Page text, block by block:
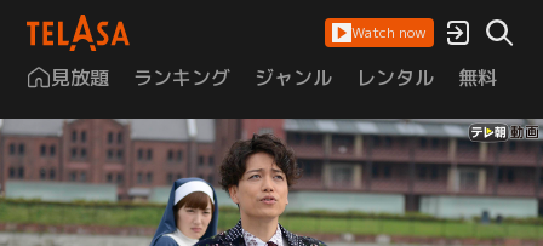
Watch now
見放題 ランキング ジャンル レンタル 無料